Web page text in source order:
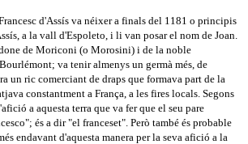
d'Assís va néixer a finals del 1181 o principis
a la vall d'Espoleto, i li van posar el nom de Joan.
de Moriconi (o Morosini) i de la noble
va tenir almenys un germà més, de
un ric comerciant de draps que formava part de la
constantment a França, a les fires locals. Segons
a aquesta terra que va fer que el seu pare
és a dir "el franceset". Però també és probable
endavant d'aquesta manera per la seva afició a la